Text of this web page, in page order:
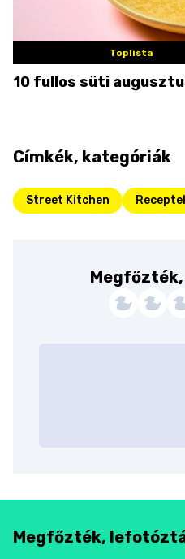
Toplista
10 fullos süti
Címkék, kategóriák
Street Kitchen
Megfőzték,